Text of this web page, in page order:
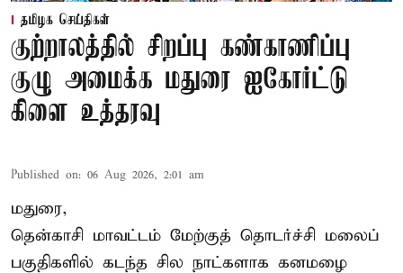
தமிழக செய்திகள்
குற்றாலத்தில் சிறப்பு கண்காணிப்பு
குழு அமைக்க மதுரை ஐகோர்ட்டு
கிளை உத்தரவு
Published on: 06 Aug 2026, 2:01 am
மதுரை,
தென்காசி மாவட்டம் மேற்குத் தொடர்ச்சி மலைப்
பகுதிகளில் கடந்த சில நாட்களாக கனமழை